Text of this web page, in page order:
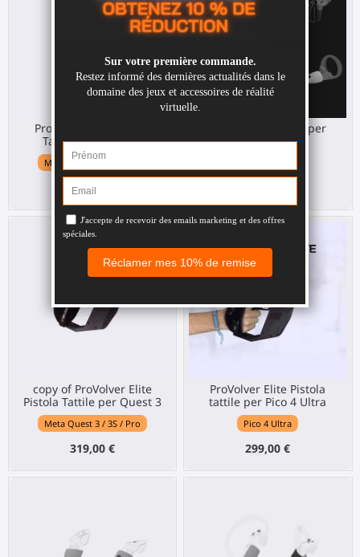
ProVolver Elite Pistola
Tattile per Quest 3
Meta Quest 3 / 3S / Pro
319,00 €
Bundle FirstSteps per
Quest 2
copy of ProVolver Elite
Pistola Tattile per Quest 3
Meta Quest 3 / 3S / Pro
319,00 €
ProVolver Elite Pistola
tattile per Pico 4 Ultra
Pico 4 Ultra
299,00 €